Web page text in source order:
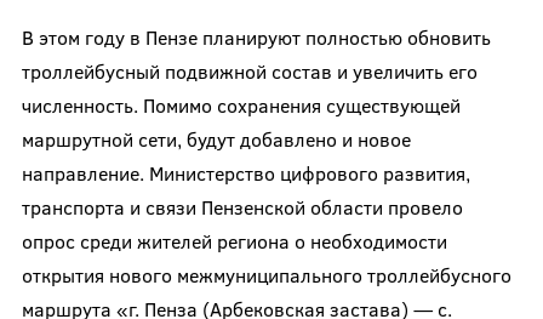
В этом году в Пензе планируют полностью обновить
троллейбусный подвижной состав и увеличить его
численность. Помимо сохранения существующей
маршрутной сети, будут добавлено и новое
направление. Министерство цифрового развития,
транспорта и связи Пензенской области провело
опрос среди жителей региона о необходимости
открытия нового межмуниципального троллейбусного
маршрута «г. Пенза (Арбековская застава) — с.